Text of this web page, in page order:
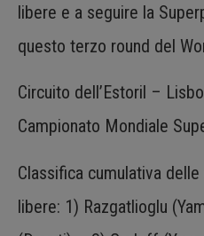
libere e a seguire la
questo terzo round del
Circuito dell’Estoril –
Campionato Mondiale
Classifica cumulativa
libere: 1) Razgatlioglu